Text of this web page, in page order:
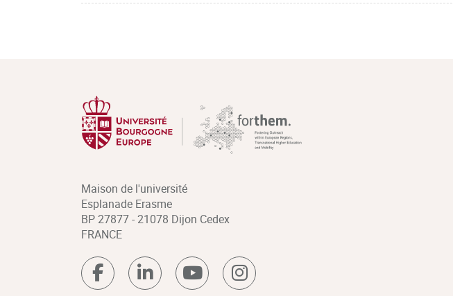
Maison de l'université
Esplanade Erasme
BP 27877 - 21078 Dijon Cedex
FRANCE